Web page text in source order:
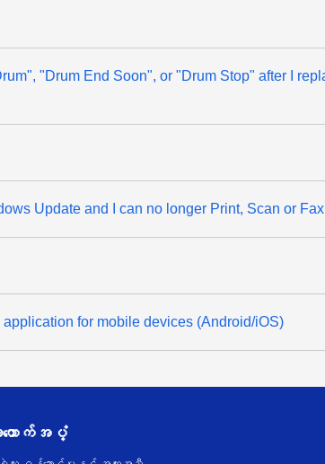
"Drum End Soon", or "Drum Stop" after I
Update and I can no longer Print, Scan or
for mobile devices (Android/iOS)
ောက်အပံ့